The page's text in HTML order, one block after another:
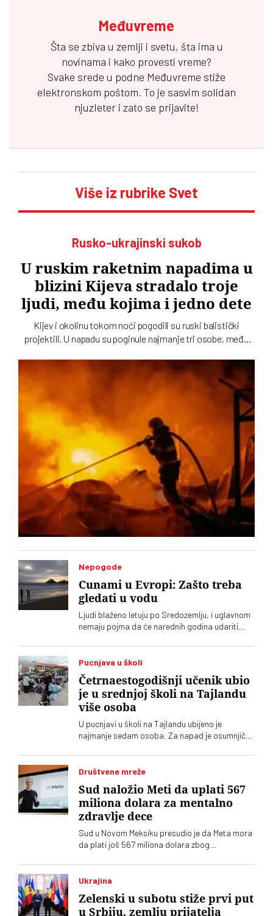
Međuvreme
Šta se zbiva u zemlji i svetu, šta ima u
novinama i kako provesti vreme?
Svake srede u podne Međuvreme stiže
elektronskom poštom. To je sasvim solidan
njuzleter i zato se prijavite!
Više iz rubrike Svet
Rusko-ukrajinski sukob
U ruskim raketnim napadima u
blizini Kijeva stradalo troje
ljudi, među kojima i jedno dete
Kijev i okolinu tokom noći pogodili su ruski balistički
projektili. U napadu su poginule najmanje tri osobe, među
Nepogode
Cunami u Evropi: Zašto treba
gledati u vodu
Ljudi blaženo letuju po Sredozemlju, i uglavnom
nemaju pojma da će narednih godina udariti
životom
Pucnjava u školi
Četrnaestogodišnji učenik ubio
je u srednjoj školi na Tajlandu
više osoba
U pucnjavi u školi na Tajlandu ubijeno je
najmanje sedam osoba. Za napad je osumnjičen
Društvene mreže
Sud naložio Meti da uplati 567
miliona dolara za mentalno
zdravlje dece
Sud u Novom Meksiku presudio je da Meta mora
da plati još 567 miliona dolara zbog
platformama. Kompnija odbacuje optužbe i
najavljuje žalbu
Ukrajina
Zelenski u subotu stiže prvi put
u Srbiju, zemlju prijatelja